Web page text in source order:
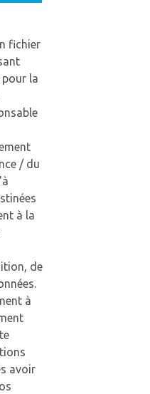
fichier
la
/ du
à la
de
à
avoir